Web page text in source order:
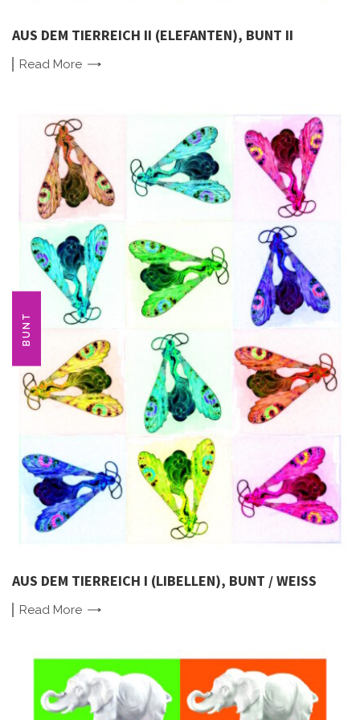
AUS DEM TIERREICH II (ELEFANTEN), BUNT II
Read More
BUNT
AUS DEM TIERREICH I (LIBELLEN), BUNT / WEISS
Read More